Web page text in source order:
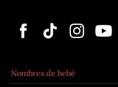
Nombres de bebé